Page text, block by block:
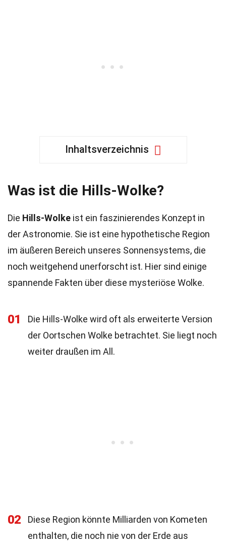
Inhaltsverzeichnis
Was ist die Hills-Wolke?
Die Hills-Wolke ist ein faszinierendes Konzept in
der Astronomie. Sie ist eine hypothetische Region
im äußeren Bereich unseres Sonnensystems, die
noch weitgehend unerforscht ist. Hier sind einige
spannende Fakten über diese mysteriöse Wolke.
01
Die Hills-Wolke wird oft als erweiterte Version
der Oortschen Wolke betrachtet. Sie liegt noch
weiter draußen im All.
02
Diese Region könnte Milliarden von Kometen
enthalten, die noch nie von der Erde aus